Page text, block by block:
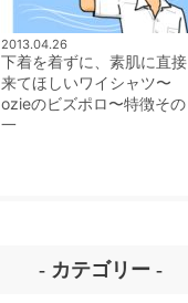
2013.04.26
下着を着ずに、素肌に直接
来てほしいワイシャツ〜
ozieのビズポロ〜特徴その
一
- カテゴリー -